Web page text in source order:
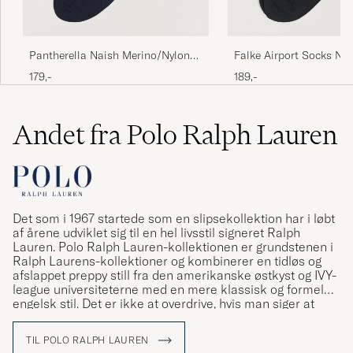
KØBTE 2023-07-19 PÅ CAREOFCARL.SE
Pantherella Naish Merino/Nylon
Sock Navy
179,-
Falke Airport Socks
189,-
Andet fra Polo Ralph Lauren
Det som i 1967 startede som en slipsekollektion har i løbt
af årene udviklet sig til en hel livsstil signeret Ralph
Lauren. Polo Ralph Lauren-kollektionen er grundstenen i
Ralph Laurens-kollektioner og kombinerer en tidløs og
afslappet preppy still fra den amerikanske østkyst og IVY-
league universiteterne med en mere klassisk og formel
engelsk stil. Det er ikke at overdrive, hvis man siger at
Ralph Lauren har været med til at definere den
TIL POLO RALPH LAUREN